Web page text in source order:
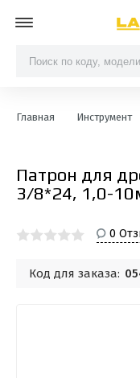
Главная Инструмент
Патрон для
3/8*24, 1,0-
0
Код для заказа: